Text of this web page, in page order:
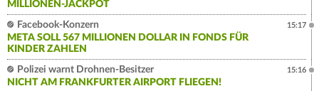
MILLIONEN-JACKPOT
Facebook-Konzern
META SOLL 567 MILLIONEN DOLLAR IN FONDS FÜR
KINDER ZAHLEN
15:17
Polizei warnt Drohnen-Besitzer
NICHT AM FRANKFURTER AIRPORT FLIEGEN!
15:16